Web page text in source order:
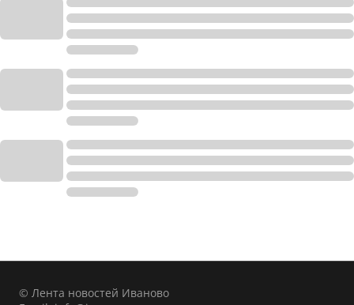
© Лента новостей Иваново